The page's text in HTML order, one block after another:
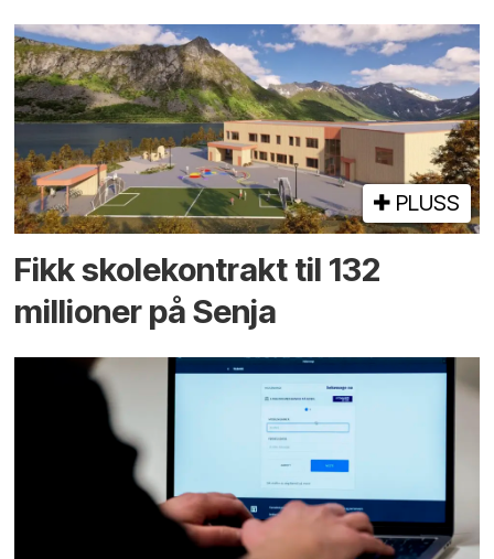
PLUSS
Fikk skole­kontrakt til 132
millioner på Senja